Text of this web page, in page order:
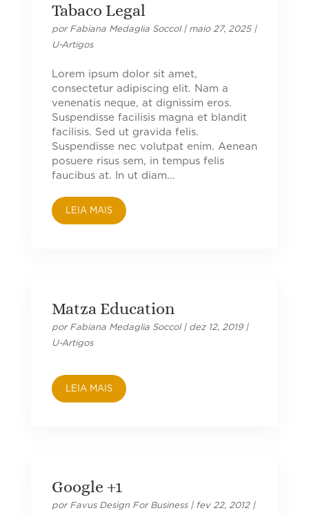
Tabaco Legal
por Fabiana Medaglia Soccol| maio 27, 2025|
U-Artigos
Lorem ipsum dolor sit amet,
consectetur adipiscing elit. Nam a
venenatis neque, at dignissim eros.
Suspendisse facilisis magna et blandit
facilisis. Sed ut gravida felis.
Suspendisse nec volutpat enim. Aenean
posuere risus sem, in tempus felis
faucibus at. In ut diam...
LEIA MAIS
Matza Education
por Fabiana Medaglia Soccol| dez 12, 2019|
U-Artigos
LEIA MAIS
Google +1
por Favus Design For Business| fev 22, 2012|